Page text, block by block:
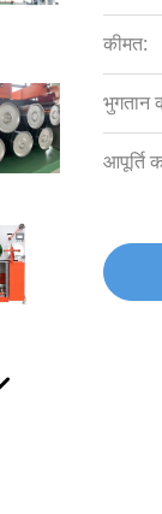
कीमत:
भुगतान
आपूर्ति